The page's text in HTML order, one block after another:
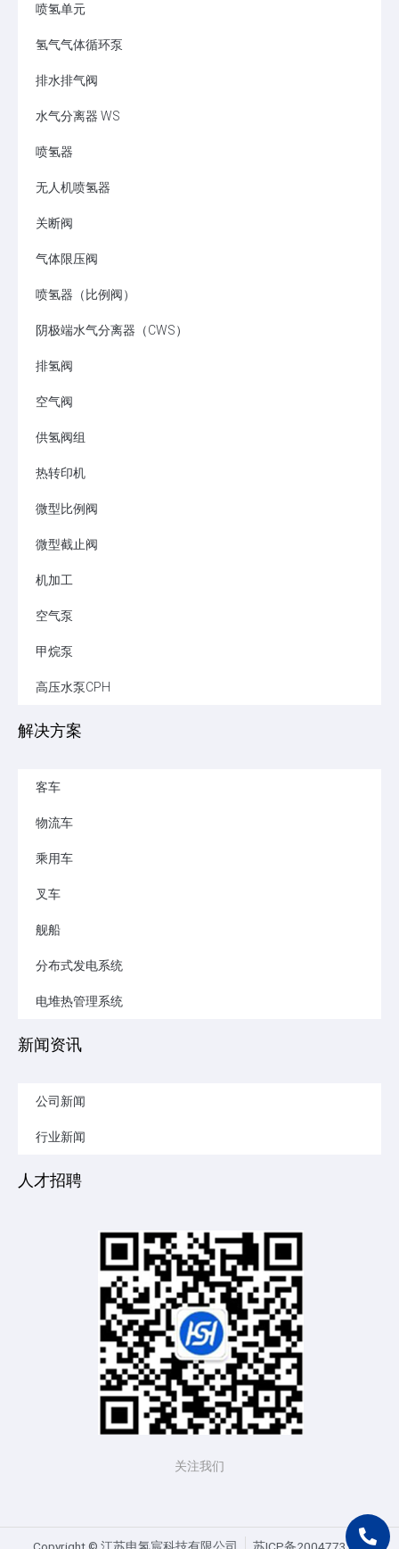
喷氢单元
氢气气体循环泵
排水排气阀
水气分离器 WS
喷氢器
无人机喷氢器
关断阀
气体限压阀
喷氢器（比例阀）
阴极端水气分离器（CWS）
排氢阀
空气阀
供氢阀组
热转印机
微型比例阀
微型截止阀
机加工
空气泵
甲烷泵
高压水泵CPH
解决方案
客车
物流车
乘用车
叉车
舰船
分布式发电系统
电堆热管理系统
新闻资讯
公司新闻
行业新闻
人才招聘
关注我们